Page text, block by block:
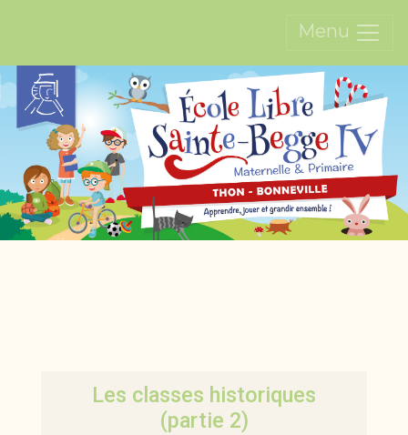
Menu
Les classes historiques
(partie 2)